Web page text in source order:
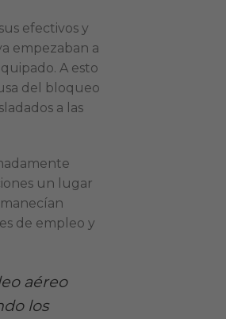
efectivos y
empezaban a
A esto
del bloqueo
a las
un lugar
de empleo y
aéreo
los